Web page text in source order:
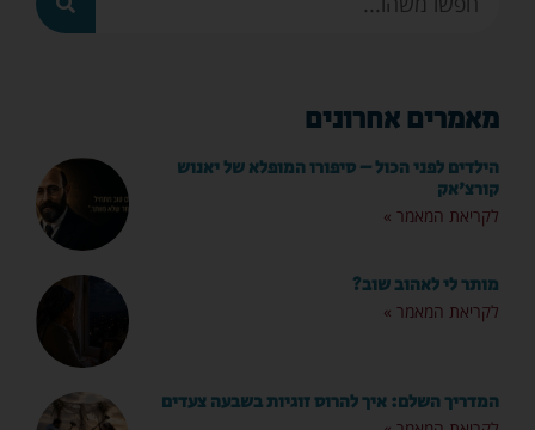
מאמרים אחרונים
הילדים לפני הכול – סיפורו המופלא של יאנוש
קורצ'אק
לקריאת המאמר »
מותר לי לאהוב שוב?
לקריאת המאמר »
המדריך השלם: איך להרוס זוגיות בשבעה צעדים